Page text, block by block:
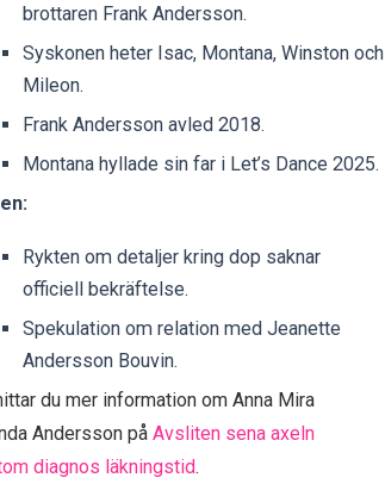
brottaren Frank Andersson.
Syskonen heter Isac, Montana, Winston och
Mileon.
Frank Andersson avled 2018.
Montana hyllade sin far i Let’s Dance 2025.
Rykten om detaljer kring dop saknar
officiell bekräftelse.
Spekulation om relation med Jeanette
Andersson Bouvin.
du mer information om Anna Mira
Andersson påAvsliten sena axeln
diagnos läkningstid.